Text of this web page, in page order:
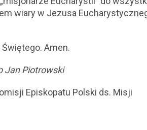
wiary w Jezusa
Świętego. Amen.
Jan Piotrowski
Episkopatu Polski ds. Misji